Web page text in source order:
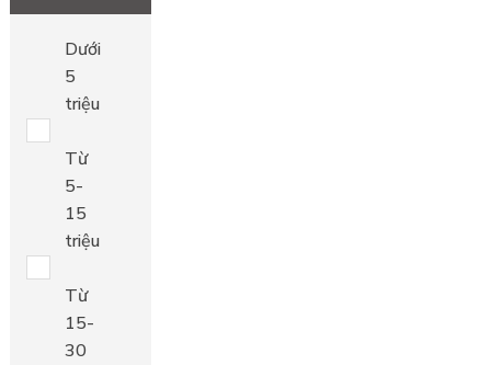
Dưới
5
triệu
Từ
5-
15
triệu
Từ
15-
30